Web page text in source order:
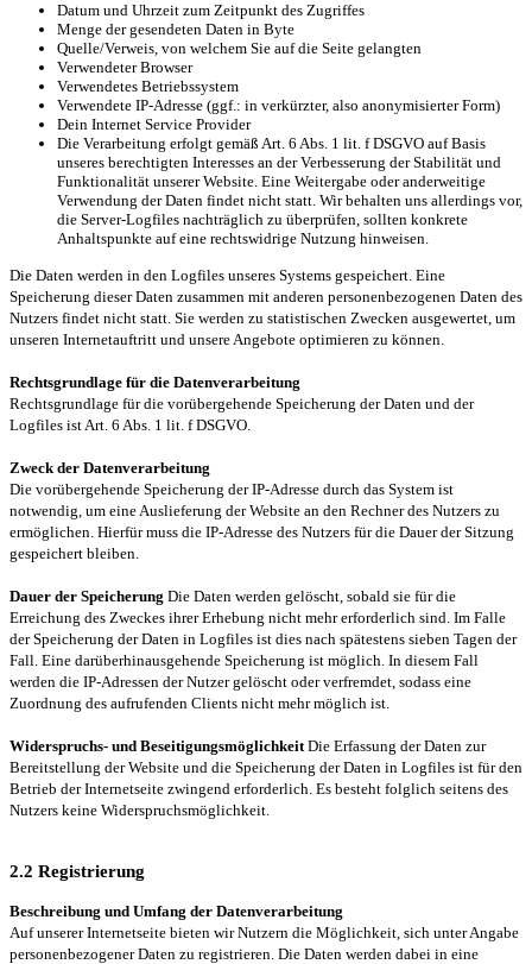
Datum und Uhrzeit zum Zeitpunkt des Zugriffes
Menge der gesendeten Daten in Byte
Quelle/Verweis, von welchem Sie auf die Seite gelangten
Verwendeter Browser
Verwendetes Betriebssystem
Verwendete IP-Adresse (ggf.: in verkürzter, also anonymisierter Form)
Dein Internet Service Provider
Die Verarbeitung erfolgt gemäß Art. 6 Abs. 1 lit. f DSGVO auf Basis
unseres berechtigten Interesses an der Verbesserung der Stabilität und
Funktionalität unserer Website. Eine Weitergabe oder anderweitige
Verwendung der Daten findet nicht statt. Wir behalten uns allerdings vor,
die Server-Logfiles nachträglich zu überprüfen, sollten konkrete
Anhaltspunkte auf eine rechtswidrige Nutzung hinweisen.
Die Daten werden in den Logfiles unseres Systems gespeichert. Eine
Speicherung dieser Daten zusammen mit anderen personenbezogenen Daten des
Nutzers findet nicht statt. Sie werden zu statistischen Zwecken ausgewertet, um
unseren Internetauftritt und unsere Angebote optimieren zu können.
Rechtsgrundlage für die Datenverarbeitung
Rechtsgrundlage für die vorübergehende Speicherung der Daten und der
Logfiles ist Art. 6 Abs. 1 lit. f DSGVO.
Zweck der Datenverarbeitung
Die vorübergehende Speicherung der IP-Adresse durch das System ist
notwendig, um eine Auslieferung der Website an den Rechner des Nutzers zu
ermöglichen. Hierfür muss die IP-Adresse des Nutzers für die Dauer der Sitzung
gespeichert bleiben.
Dauer der Speicherung Die Daten werden gelöscht, sobald sie für die
Erreichung des Zweckes ihrer Erhebung nicht mehr erforderlich sind. Im Falle
der Speicherung der Daten in Logfiles ist dies nach spätestens sieben Tagen der
Fall. Eine darüberhinausgehende Speicherung ist möglich. In diesem Fall
werden die IP-Adressen der Nutzer gelöscht oder verfremdet, sodass eine
Zuordnung des aufrufenden Clients nicht mehr möglich ist.
Widerspruchs- und BeseitigungsmöglichkeitDie Erfassung der Daten zur
Bereitstellung der Website und die Speicherung der Daten in Logfiles ist für den
Betrieb der Internetseite zwingend erforderlich. Es besteht folglich seitens des
Nutzers keine Widerspruchsmöglichkeit.
2.2 Registrierung
Beschreibung und Umfang der Datenverarbeitung
Auf unserer Internetseite bieten wir Nutzern die Möglichkeit, sich unter Angabe
personenbezogener Daten zu registrieren. Die Daten werden dabei in eine